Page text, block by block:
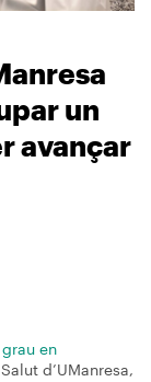
un
avançar
grau en
d’UManresa,